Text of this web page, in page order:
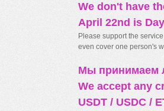
We don't have
April 22nd is
Please support the
even cover one person's
Мы принимаем
We accept any
USDT / USDC /